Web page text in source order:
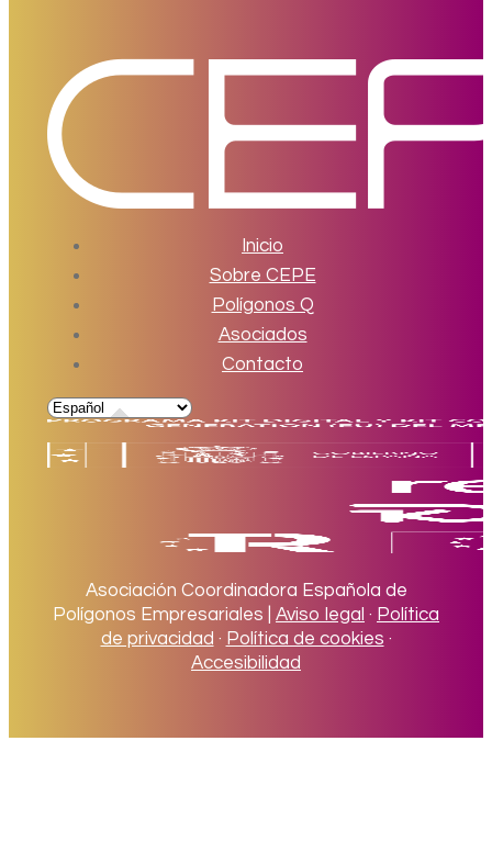
Inicio
Sobre CEPE
Polígonos Q
Asociados
Contacto
Asociación Coordinadora Española de
Polígonos Empresariales | Aviso legal · Política
de privacidad · Política de cookies ·
Accesibilidad